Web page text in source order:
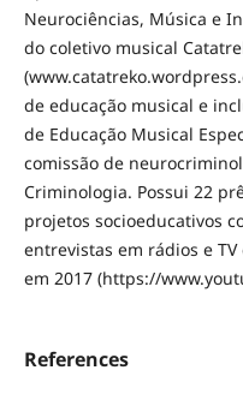
Neurociências, Música e
do coletivo musical
de educação musical e
de Educação Musical
comissão de
Criminologia. Possui 22
projetos socioeducativos
entrevistas em rádios e TV
em 2017 (https://
References